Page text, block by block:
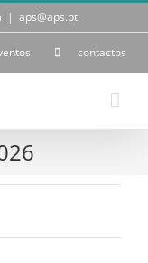
| aps@aps.pt
contactos